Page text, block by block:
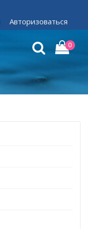
Авторизоваться
0